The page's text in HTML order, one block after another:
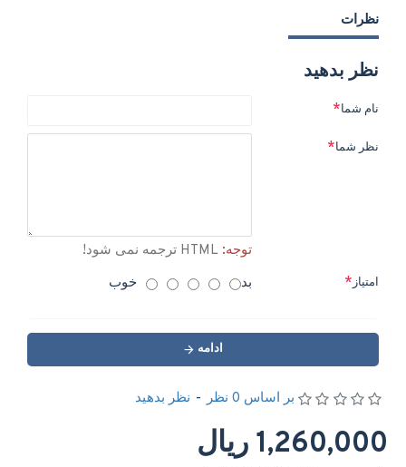
نظرات
نظر بدهید
نام شما
نظر شما
توجه:
امتیاز بد خوب
ادامه
بر اساس 0 نظر - نظر بدهید
1,260,000 ریال